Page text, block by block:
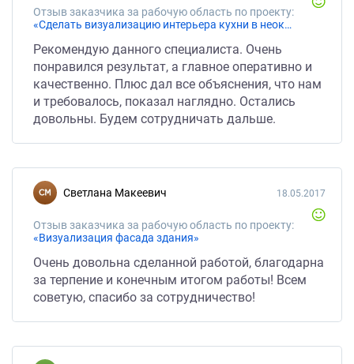
Отзыв заказчика за рабочую область по проекту:
«Сделать визуализацию интерьера кухни в неоклассическом стиле»
Рекомендую данного специалиста. Очень
понравился результат, а главное оперативно и
качественно. Плюс дал все объяснения, что нам
и требовалось, показал наглядно. Остались
довольны. Будем сотрудничать дальше.
Светлана Макеевич
Отзыв заказчика за рабочую область по проекту:
«Визуализация фасада здания»
18.05.2017
Очень довольна сделанной работой, благодарна
за терпение и конечным итогом работы! Всем
советую, спасибо за сотрудничество!